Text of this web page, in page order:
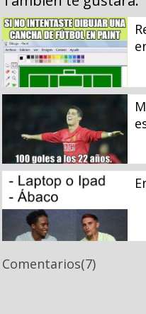
Comentarios(7)